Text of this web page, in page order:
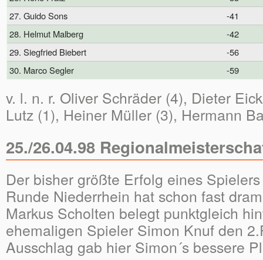
27. Guido Sons
-41
28. Helmut Malberg
-42
29. Siegfried Biebert
-56
30. Marco Segler
-59
v. l. n. r. Oliver Schräder (4), Dieter
Lutz (1), Heiner Müller (3), Hermann
25./26.04.98
Der bisher größte Erfolg eines
Runde Niederrhein hat schon fast
Markus Scholten belegt punktgleich
ehemaligen Spieler Simon Knuf den
Ausschlag gab hier Simon´s bessere